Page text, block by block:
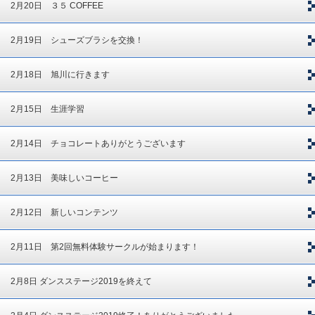
2月20日 ３５ COFFEE
2月19日 シューズブラシを交換！
2月18日 旭川に行きます
2月15日 生涯学習
2月14日 チョコレートありがとうございます
2月13日 美味しいコーヒー
2月12日 新しいコンテンツ
2月11日 第2回無料体験サークルが始まります！
2月8日 ダンスステージ2019を終えて